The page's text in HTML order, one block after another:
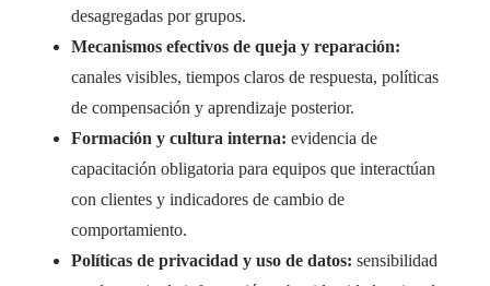
desagregadas por grupos.
Mecanismos efectivos de queja y reparación:
canales visibles, tiempos claros de respuesta, políticas
de compensación y aprendizaje posterior.
Formación y cultura interna: evidencia de
capacitación obligatoria para equipos que interactúan
con clientes y indicadores de cambio de
comportamiento.
Políticas de privacidad y uso de datos: sensibilidad